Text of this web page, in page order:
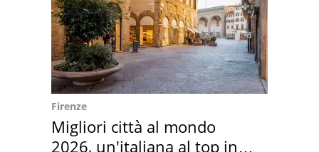
Firenze
Migliori città al mondo
2026, un'italiana al top in